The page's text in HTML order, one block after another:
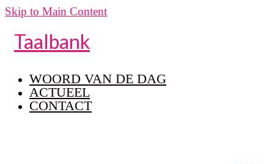
Skip to Main Content
Taalbank
WOORD VAN DE DAG
ACTUEEL
CONTACT